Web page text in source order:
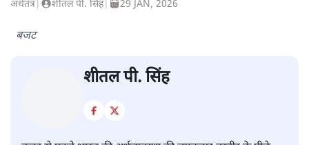
अर्थतंत्र शीतल पी. सिंह| 29 JAN, 2026